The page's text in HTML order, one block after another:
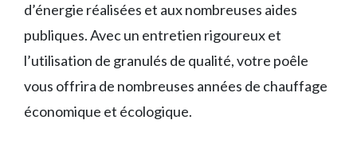
d’énergie réalisées et aux nombreuses aides
publiques. Avec un entretien rigoureux et
l’utilisation de granulés de qualité, votre poêle
vous offrira de nombreuses années de chauffage
économique et écologique.